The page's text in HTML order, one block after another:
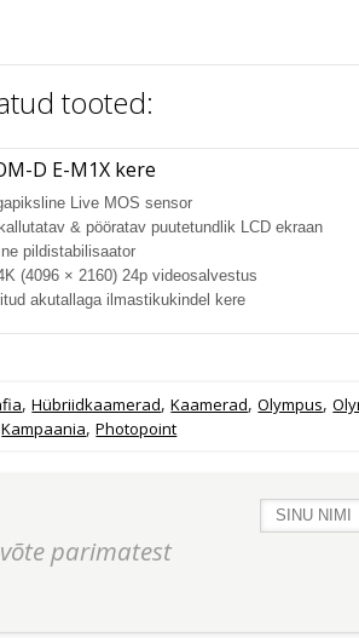
tooted:
D E-M1X kere
Live MOS sensor
& pööratav puutetundlik LCD ekraan
pildistabilisaator
(4096 × 2160) 24p videosalvestus
akutallaga ilmastikukindel kere
,Hübriidkaamerad,Kaamerad,Olympus,
Kampaania,Photopoint
parimatest